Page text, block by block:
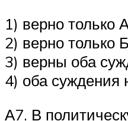
1) верно только
2) верно только Б
3) верны оба
4) оба суждения
А7. В